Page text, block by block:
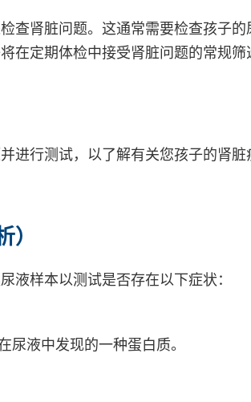
查肾脏问题。这通常需要检查孩子
在定期体检中接受肾脏问题的常规
进行测试，以了解有关您孩子的肾
液样本以测试是否存在以下症状：
尿液中发现的一种蛋白质。